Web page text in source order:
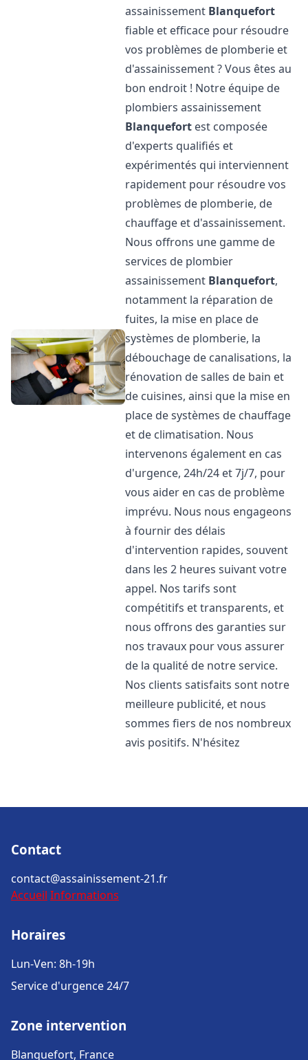
assainissement Blanquefort
fiable et efficace pour résoudre
vos problèmes de plomberie et
d'assainissement ? Vous êtes au
bon endroit ! Notre équipe de
plombiers assainissement
Blanquefort est composée
d'experts qualifiés et
expérimentés qui interviennent
rapidement pour résoudre vos
problèmes de plomberie, de
chauffage et d'assainissement.
Nous offrons une gamme de
services de plombier
assainissement Blanquefort,
notamment la réparation de
fuites, la mise en place de
systèmes de plomberie, la
débouchage de canalisations, la
rénovation de salles de bain et
de cuisines, ainsi que la mise en
place de systèmes de chauffage
et de climatisation. Nous
intervenons également en cas
d'urgence, 24h/24 et 7j/7, pour
vous aider en cas de problème
imprévu. Nous nous engageons
à fournir des délais
d'intervention rapides, souvent
dans les 2 heures suivant votre
appel. Nos tarifs sont
compétitifs et transparents, et
nous offrons des garanties sur
nos travaux pour vous assurer
de la qualité de notre service.
Nos clients satisfaits sont notre
meilleure publicité, et nous
sommes fiers de nos nombreux
avis positifs. N'hésitez
Contact
contact@assainissement-21.fr
Accueil Informations
Horaires
Lun-Ven: 8h-19h
Service d'urgence 24/7
Zone intervention
Blanquefort, France